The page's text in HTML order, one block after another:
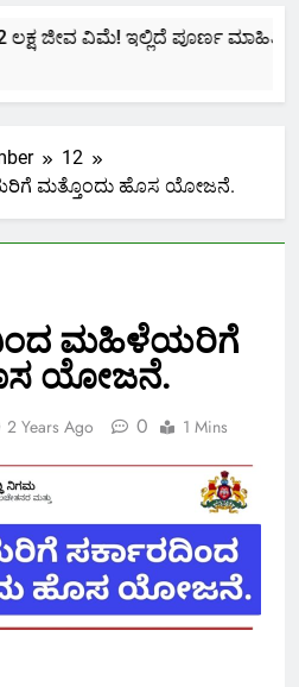
ಲಕ್ಷ ಜೀವ ವಿಮೆ! ಇಲ್ಲಿದೆ ಪೂರ್ಣ ಮಾಹಿತಿ.
12
ಮತ್ತೊಂದು ಹೊಸ ಯೋಜನೆ.
ಮಹಿಳೆಯರಿಗೆ
ಯೋಜನೆ.
2 Years Ago 0 1 Mins